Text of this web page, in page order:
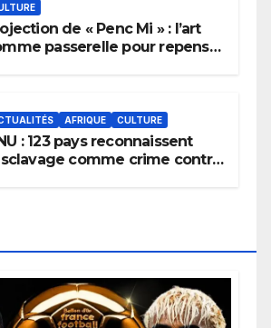
de « Penc Mi » : l’art
passerelle pour repenser
AFRIQUE CULTURE
: 123 pays reconnaissent
comme crime contre